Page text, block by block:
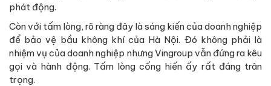
phát động.
Còn với tấm lòng, rõ ràng đây là sáng kiến của doanh nghiệp
để bảo vệ bầu không khí của Hà Nội. Đó không phải là
nhiệm vụ của doanh nghiệp nhưng Vingroup vẫn đứng ra kêu
gọi và hành động. Tấm lòng cống hiến ấy rất đáng trân
trọng.